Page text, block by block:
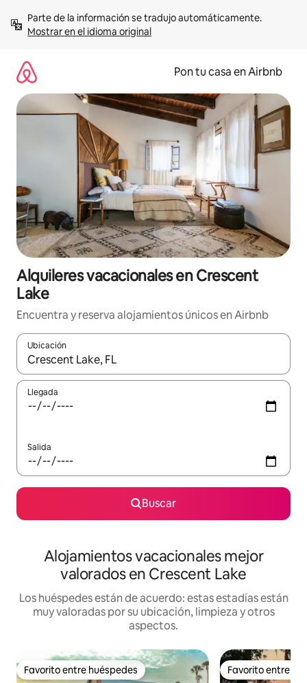
contenidoMostrar en el idioma original
Pon tu casa en Airbnb
Alquileres vacacionales en Crescent
Lake
Encuentra y reserva alojamientos únicos en Airbnb
Ubicación
Cuando los resultados estén disponibles, navega con las
Llegada
Salida
Buscar
Alojamientos vacacionales mejor
valorados en Crescent Lake
Los huéspedes están de acuerdo: estas estadías están
muy valoradas por su ubicación, limpieza y otros
aspectos.
Favorito entre huéspedes
Favorito entre huéspedes Favorito entre
Favorito entre